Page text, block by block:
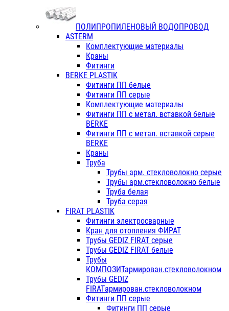
ПОЛИПРОПИЛЕНОВЫЙ ВОДОПРОВОД
ASTERM
Комплектующие материалы
Краны
Фитинги
BERKE PLASTIK
Фитинги ПП белые
Фитинги ПП серые
Комплектующие материалы
Фитинги ПП с метал. вставкой белые
BERKE
Фитинги ПП с метал. вставкой серые
BERKE
Краны
Труба
Трубы арм. стекловолокно серые
Трубы арм.стекловолокно белые
Труба белая
Труба серая
FIRAT PLASTIK
Фитинги электросварные
Кран для отопления ФИРАТ
Трубы GEDIZ FIRAT серые
Трубы GEDIZ FIRAT белые
Трубы
КОМПОЗИТармирован.стекловолокном
Трубы GEDIZ
FIRATармирован.стекловолокном
Фитинги ПП серые
Фитинги ПП серые